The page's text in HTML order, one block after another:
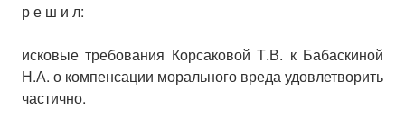
р е ш и л:
исковые требования Корсаковой Т.В. к Бабаскиной
Н.А. о компенсации морального вреда удовлетворить
частично.